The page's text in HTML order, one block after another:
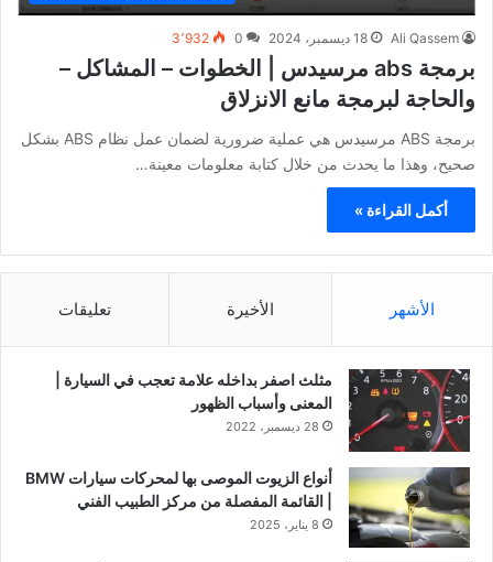
Ali Qassem 18 ديسمبر، 2024 0 3٬932
برمجة abs مرسيدس | الخطوات – المشاكل –
والحاجة لبرمجة مانع الانزلاق
برمجة ABS مرسيدس هي عملية ضرورية لضمان عمل نظام ABS بشكل
صحيح، وهذا ما يحدث من خلال كتابة معلومات معينة…
أكمل القراءة »
الأشهر الأخيرة تعليقات
مثلث اصفر بداخله علامة تعجب في السيارة |
المعنى وأسباب الظهور
28 ديسمبر، 2022
أنواع الزيوت الموصى بها لمحركات سيارات BMW
| القائمة المفصلة من مركز الطبيب الفني
8 يناير، 2025